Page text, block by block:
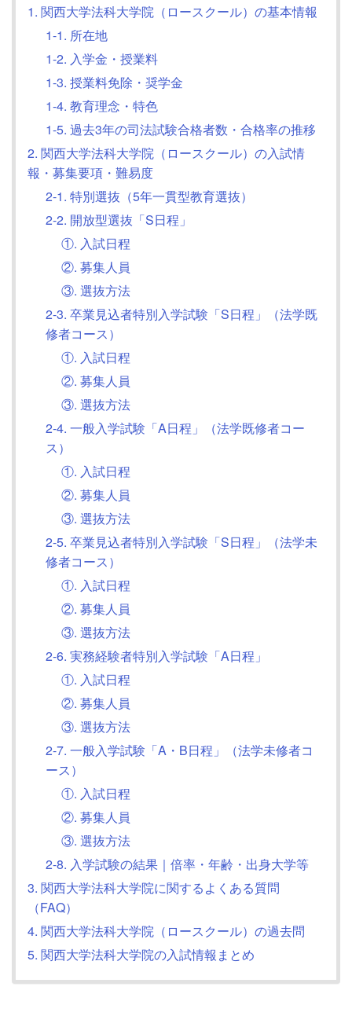
1. 関西大学法科大学院（ロースクール）の基本情報
1-1. 所在地
1-2. 入学金・授業料
1-3. 授業料免除・奨学金
1-4. 教育理念・特色
1-5. 過去3年の司法試験合格者数・合格率の推移
2. 関西大学法科大学院（ロースクール）の入試情
報・募集要項・難易度
2-1. 特別選抜（5年一貫型教育選抜）
2-2. 開放型選抜「S日程」
①. 入試日程
②. 募集人員
③. 選抜方法
2-3. 卒業見込者特別入学試験「S日程」（法学既
修者コース）
①. 入試日程
②. 募集人員
③. 選抜方法
2-4. 一般入学試験「A日程」（法学既修者コー
ス）
①. 入試日程
②. 募集人員
③. 選抜方法
2-5. 卒業見込者特別入学試験「S日程」（法学未
修者コース）
①. 入試日程
②. 募集人員
③. 選抜方法
2-6. 実務経験者特別入学試験「A日程」
①. 入試日程
②. 募集人員
③. 選抜方法
2-7. 一般入学試験「A・B日程」（法学未修者コ
ース）
①. 入試日程
②. 募集人員
③. 選抜方法
2-8. 入学試験の結果｜倍率・年齢・出身大学等
3. 関西大学法科大学院に関するよくある質問
（FAQ）
4. 関西大学法科大学院（ロースクール）の過去問
5. 関西大学法科大学院の入試情報まとめ